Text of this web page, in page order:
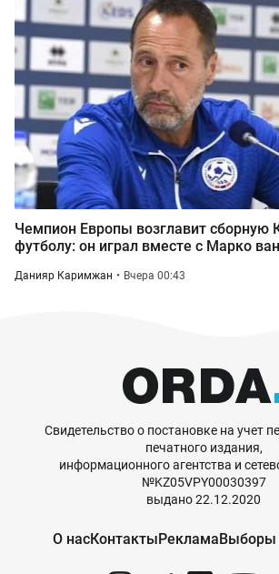
Чемпион Европы возглавит сборную
футболу: он играл вместе с Марко
Данияр Каримжан Вчера 00:43
Свидетельство о постановке на учет
печатного издания,
информационного агентства и
№KZ05VPY00030397
выдано 22.12.2020
О насКонтактыРекламаВыборы